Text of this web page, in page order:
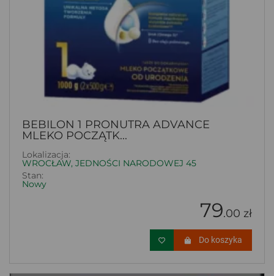
BEBILON 1 PRONUTRA ADVANCE
MLEKO POCZĄTK...
Lokalizacja:
WROCŁAW, JEDNOŚCI NARODOWEJ 45
Stan:
Nowy
79.00 zł
Do koszyka